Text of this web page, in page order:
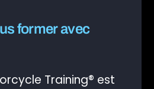
former avec
Training® est